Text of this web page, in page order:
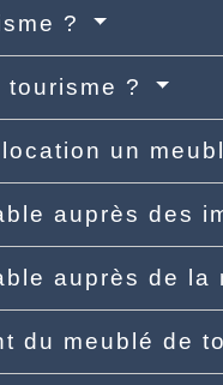
?
?
un
auprès des
auprès de la
du meublé de